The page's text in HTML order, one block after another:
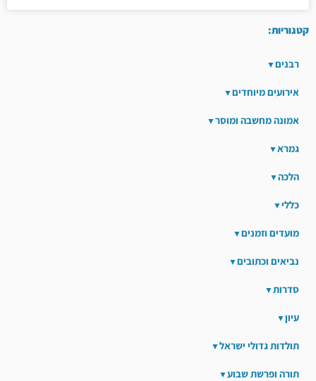
קטגוריות:
רבנים
אירועים מיוחדים
אמונה מחשבה ומוסר
גמרא
הלכה
כללי
מועדים וזמנים
נביאים וכתובים
סדרות
עיון
תולדות גדולי ישראל
תורה ופרשת שבוע